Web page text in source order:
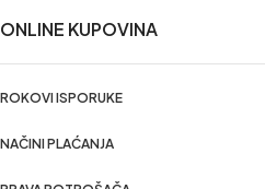
ONLINE KUPOVINA
ROKOVI ISPORUKE
NAČINI PLAĆANJA